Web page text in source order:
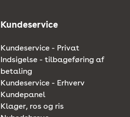
Kundeservice
Kundeservice - Privat
Indsigelse - tilbageføring af
betaling
Kundeservice - Erhverv
Kundepanel
Klager, ros og ris